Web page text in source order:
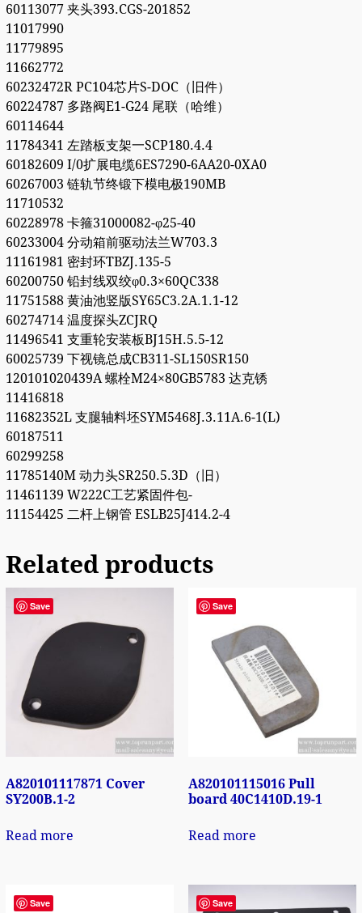
60113077 夹头393.CGS-201852
11017990
11779895
11662772
60232472R PC104芯片S-DOC（旧件）
60224787 多路阀E1-G24 尾联（哈维）
60114644
11784341 左踏板支架一SCP180.4.4
60182609 I/0扩展电缆6ES7290-6AA20-0XA0
60267003 链轨节终锻下模电极190MB
11710532
60228978 卡箍31000082-φ25-40
60233004 分动箱前驱动法兰W703.3
11161981 密封环TBZJ.135-5
60200750 铅封线双绞φ0.3×60QC338
11751588 黄油池竖版SY65C3.2A.1.1-12
60274714 温度探头ZCJRQ
11496541 支重轮安装板BJ15H.5.5-12
60025739 下视镜总成CB311-SL150SR150
120101020439A 螺栓M24×80GB5783 达克锈
11416818
11682352L 支腿轴料坯SYM5468J.3.11A.6-1(L)
60187511
60299258
11785140M 动力头SR250.5.3D（旧）
11461139 W222C工艺紧固件包-
11154425 二杆上钢管 ESLB25J414.2-4
Related products
Save
A820101117871 Cover
SY200B.1-2
Read more
Save
A820101115016 Pull
board 40C1410D.19-1
Read more
Save Save